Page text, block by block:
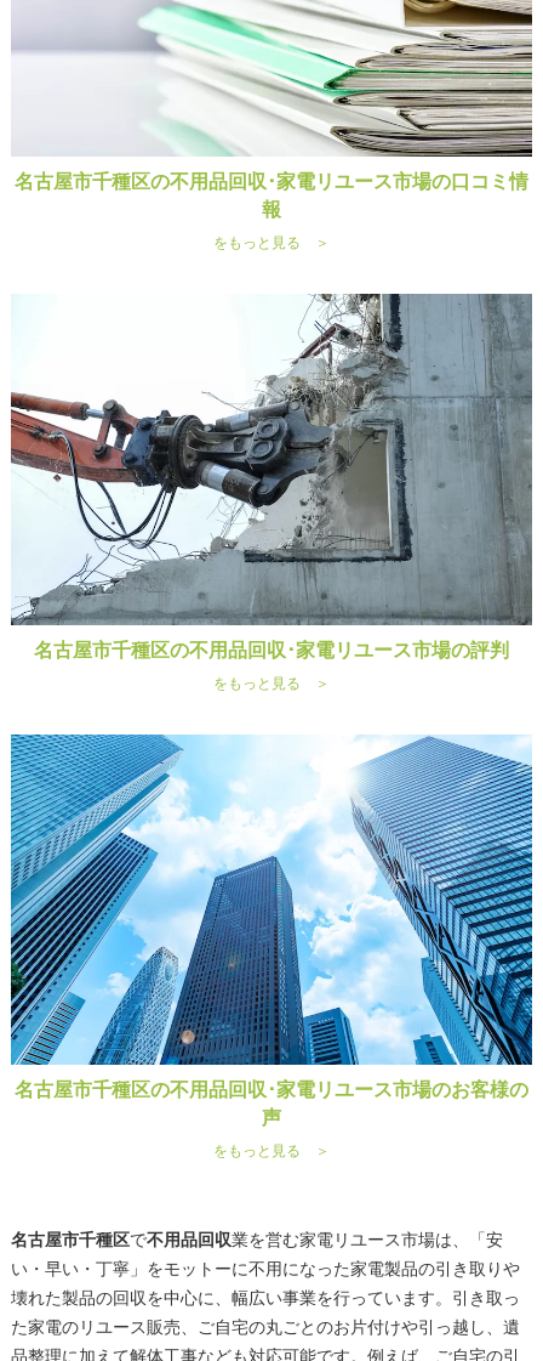
名古屋市千種区の不用品回収･家電リユース市場の口コミ情
報
をもっと見る ＞
名古屋市千種区の不用品回収･家電リユース市場の評判
をもっと見る ＞
名古屋市千種区の不用品回収･家電リユース市場のお客様の
声
をもっと見る ＞
名古屋市千種区で不用品回収業を営む家電リユース市場は、「安
い・早い・丁寧」をモットーに不用になった家電製品の引き取りや
壊れた製品の回収を中心に、幅広い事業を行っています。引き取っ
た家電のリユース販売、ご自宅の丸ごとのお片付けや引っ越し、遺